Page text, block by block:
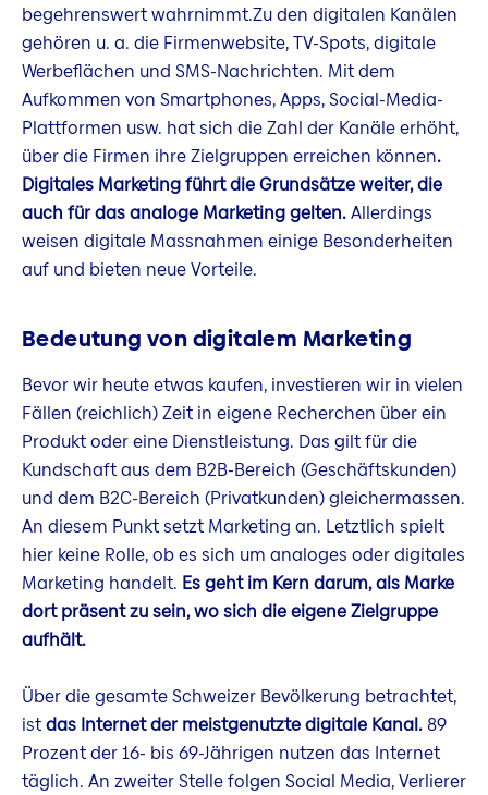
begehrenswert wahrnimmt.Zu den digitalen Kanälen
gehören u. a. die Firmenwebsite, TV-Spots, digitale
Werbeflächen und SMS-Nachrichten. Mit dem
Aufkommen von Smartphones, Apps, Social-Media-
Plattformen usw. hat sich die Zahl der Kanäle erhöht,
über die Firmen ihre Zielgruppen erreichen können.
Digitales Marketing führt die Grundsätze weiter, die
auch für das analoge Marketing gelten.Allerdings
weisen digitale Massnahmen einige Besonderheiten
auf und bieten neue Vorteile.
Bedeutung von digitalem Marketing
Bevor wir heute etwas kaufen, investieren wir in vielen
Fällen (reichlich) Zeit in eigene Recherchen über ein
Produkt oder eine Dienstleistung. Das gilt für die
Kundschaft aus dem B2B-Bereich (Geschäftskunden)
und dem B2C-Bereich (Privatkunden) gleichermassen.
An diesem Punkt setzt Marketing an. Letztlich spielt
hier keine Rolle, ob es sich um analoges oder digitales
Marketing handelt. Es geht im Kern darum, als Marke
dort präsent zu sein, wo sich die eigene Zielgruppe
aufhält.
Über die gesamte Schweizer Bevölkerung betrachtet,
istdas Internet der meistgenutzte digitale Kanal.89
Prozent der 16- bis 69-Jährigen nutzen das Internet
täglich. An zweiter Stelle folgen Social Media, Verlierer